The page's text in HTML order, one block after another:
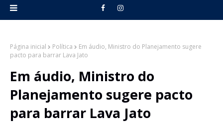
Página inicial Política
Em áudio, Ministro do Planejamento sugere
pacto para barrar Lava Jato
Em áudio, Ministro do
Planejamento sugere pacto
para barrar Lava Jato